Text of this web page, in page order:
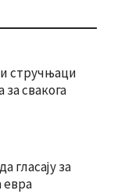
стручњаци
за свакога
гласају за
евра